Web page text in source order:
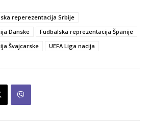
reperezentacija Srbije
Danske
Fudbalska reprezentacija Španije
Švajcarske
UEFA Liga nacija